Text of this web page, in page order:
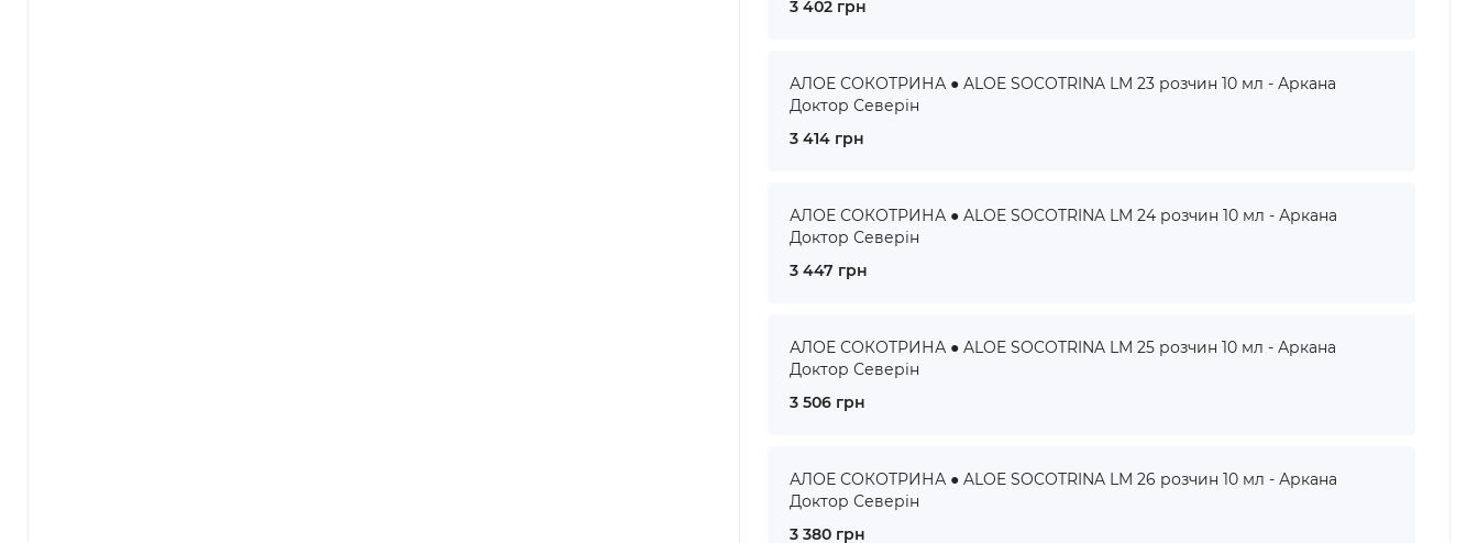
3 402 грн
АЛОЕ СОКОТРИНА ● ALOE SOCOTRINA LM 23 розчин 10 мл - Аркана
Доктор Северін
3 414 грн
АЛОЕ СОКОТРИНА ● ALOE SOCOTRINA LM 24 розчин 10 мл - Аркана
Доктор Северін
3 447 грн
АЛОЕ СОКОТРИНА ● ALOE SOCOTRINA LM 25 розчин 10 мл - Аркана
Доктор Северін
3 506 грн
АЛОЕ СОКОТРИНА ● ALOE SOCOTRINA LM 26 розчин 10 мл - Аркана
Доктор Северін
3 380 грн